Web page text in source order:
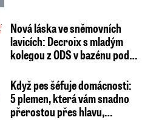
Nová láska ve sněmovních
lavicích: Decroix s mladým
kolegou z ODS v bazénu pod…
Když pes šéfuje domácnosti:
5 plemen, která vám snadno
přerostou přes hlavu,…